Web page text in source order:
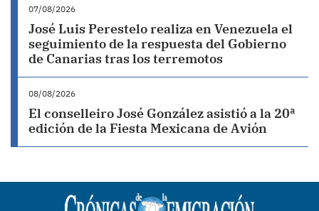
07/08/2026
José Luis Perestelo realiza en Venezuela el
seguimiento de la respuesta del Gobierno
de Canarias tras los terremotos
08/08/2026
El conselleiro José González asistió a la 20ª
edición de la Fiesta Mexicana de Avión